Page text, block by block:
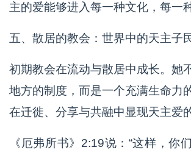
主的爱能够进入每一种文化，每一
五、散居的教会：世界中的天主子
初期教会在流动与散居中成长。她
地方的制度，而是一个充满生命
在迁徙、分享与共融中显现天主爱
《厄弗所书》2:19说：“这样，你